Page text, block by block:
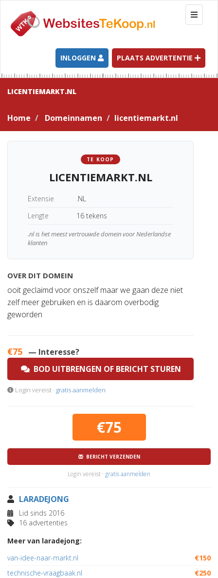
T
o
g
l
e
n
a
t
INLOGGEN PLAATS ADVERTENTIE
LICENTIEMARKT.NL
Home Domeinnamen licentiemarkt.nl
TE KOOP
LICENTIEMARKT.NL
Extensie
.NL
Lengte
16 tekens
.nl is het meest vertrouwde domein voor Nederlandse
klanten
OVER DIT DOMEIN
ooit geclaimd voor onszelf maar we gaan deze niet
zelf meer gebruiken en is daarom overbodig
geworden
€75 — Interesse?
BOD UITBRENGEN OF BERICHT STUREN
Login vereist · gratis aanmelden
€75
BERICHT VERZENDEN
Login vereist · gratis aanmelden
LARADEJONG
Lid sinds 2016
16 advertenties
Meer van laradejong:
van-idee-naar-markt.nl
€150
technische-vraagbaak.nl
€250